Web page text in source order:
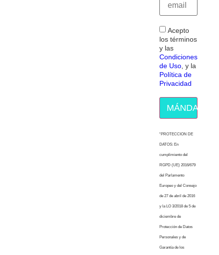
Acepto
los términos
y las
Condiciones
de Uso, y la
Política de
Privacidad
MÁNDAME
“PROTECCION DE
DATOS: En
cumplimiento del
RGPD (UE) 2016/679
del Parlamento
Europeo y del Consejo
de 27 de abril de 2016
y la LO 3/2018 de 5 de
diciembre de
Protección de Datos
Personales y de
Garantía de los